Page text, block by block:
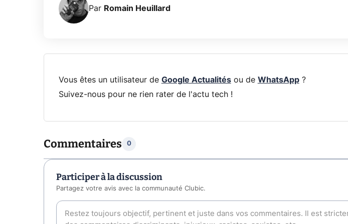
Par Romain Heuillard
Vous êtes un utilisateur de Google Actualitésou de WhatsApp?
Suivez-nous pour ne rien rater de l'actu tech !
Commentaires 0
Participer à la discussion
Partagez votre avis avec la communauté Clubic.